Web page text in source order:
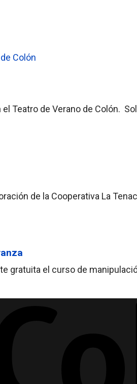
Teatro de Verano de Colón.
de la Cooperativa La
gratuita el curso de